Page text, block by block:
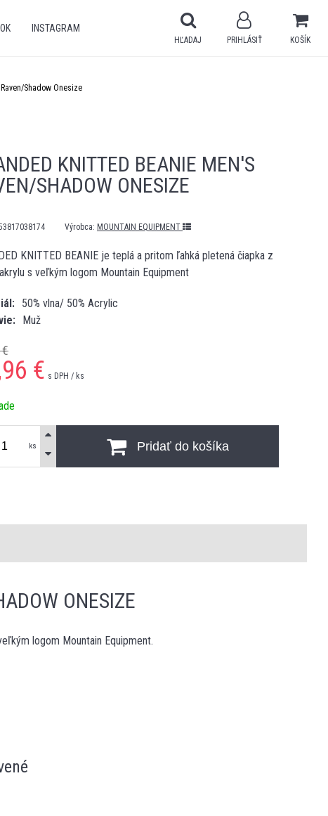
INSTAGRAM
KOŠÍK
PRIHLÁSIŤ
HĽADAJ
Shadow Onesize
KNITTED BEANIE MEN'S
SHADOW ONESIZE
Výrobca: MOUNTAIN EQUIPMENT
KNITTED BEANIE je teplá a pritom ľahká pletená čiapka z
s veľkým logom Mountain Equipment
50% vlna/ 50% Acrylic
Muž
€ s DPH / ks
ks Pridať do košíka
ONESIZE
logom Mountain Equipment.